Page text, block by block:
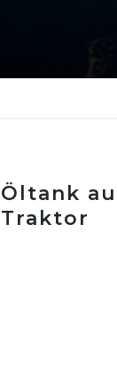
Öltank
Traktor